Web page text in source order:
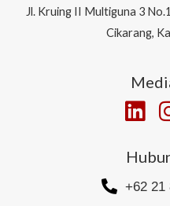
Jl. Kruing II Multiguna 3
Cikarang,
+62 21